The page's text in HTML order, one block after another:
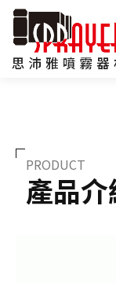
PRODUCT
產品介